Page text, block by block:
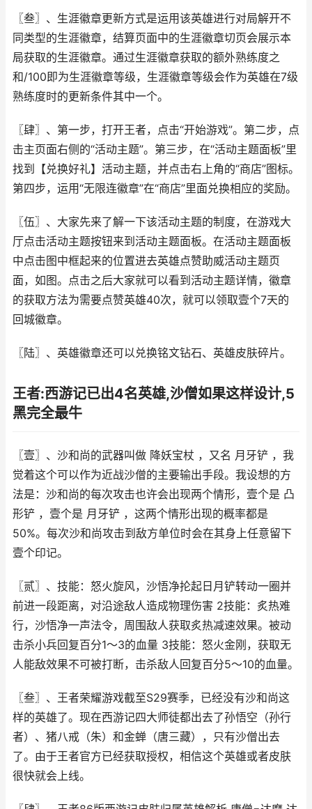
〖叁〗、生涯徽章更新方式是运用该英雄进行对局解开不
同类型的生涯徽章，结算页面中的生涯徽章切页会展示本
局获取的生涯徽章。通过生涯徽章获取的额外熟练度之
和/100即为生涯徽章等级，生涯徽章等级会作为英雄在7级
熟练度时的更新条件其中一个。
〖肆〗、第一步，打开王者，点击“开始游戏”。第二步，点
击主页面右侧的“活动主题”。第三步，在“活动主题面板”里
找到【兑换好礼】活动主题，并点击右上角的“商店”图标。
第四步，运用“无限连徽章”在“商店”里面兑换相应的奖励。
〖伍〗、大家先来了解一下该活动主题的制度，在游戏大
厅点击活动主题按钮来到活动主题面板。在活动主题面板
中点击图中框起来的位置进去英雄点赞助威活动主题页
面，如图。点击之后大家就可以看到活动主题详情，徽章
的获取方法为需要点赞英雄40次，就可以领取壹个7天的
回城徽章。
〖陆〗、英雄徽章还可以兑换铭文钻石、英雄皮肤碎片。
王者:西游记已出4名英雄,沙僧如果这样设计,5
黑完全最牛
〖壹〗、沙和尚的武器叫做 降妖宝杖 ，又名 月牙铲 ，我
觉着这个可以作为近战沙僧的主要输出手段。我设想的方
法是：沙和尚的每次攻击也许会出现两个情形，壹个是 凸
形铲 ，壹个是 月牙铲 ，这两个情形出现的概率都是
50%。每次沙和尚攻击到敌方单位时会在其身上任意留下
壹个印记。
〖贰〗、技能：怒火旋风，沙悟净抡起日月铲转动一圈并
前进一段距离，对沿途敌人造成物理伤害 2技能：炙热难
行，沙悟净一声法令，周围敌人获取炙热减速效果。被动
击杀小兵回复百分1～3的血量 3技能：怒火金刚，获取无
人能敌效果不可被打断，击杀敌人回复百分5～10的血量。
〖叁〗、王者荣耀游戏截至S29赛季，已经没有沙和尚这
样的英雄了。现在西游记四大师徒都出去了孙悟空（孙行
者）、猪八戒（朱）和金蝉（唐三藏），只有沙僧出去
了。由于王者官方已经获取授权，相信这个英雄或者皮肤
很快就会上线。